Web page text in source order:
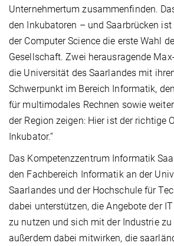
Unternehmertum zusammenfinden.
den Inkubatoren – und Saarbrücken
der Computer Science die erste Wahl
Gesellschaft. Zwei herausragende
die Universität des Saarlandes mit
Schwerpunkt im Bereich Informatik,
für multimodales Rechnen sowie
der Region zeigen: Hier ist der richtige
Inkubator.“
Das Kompetenzzentrum Informatik
den Fachbereich Informatik an der
Saarlandes und der Hochschule für
dabei unterstützen, die Angebote der
zu nutzen und sich mit der Industrie zu
außerdem dabei mitwirken, die